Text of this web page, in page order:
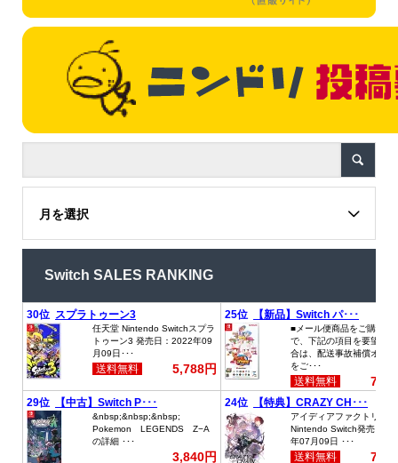
月を選択
Switch SALES RANKING